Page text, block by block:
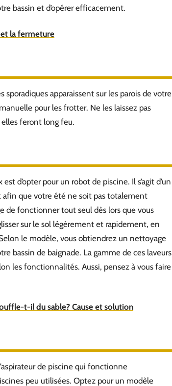
bassin et d’opérer efficacement.
la fermeture
apparaissent sur les parois de votre
pour les frotter. Ne les laissez pas
elles feront long feu.
d’opter pour un robot de piscine. Il s’agit d’un
que votre été ne soit pas totalement
de fonctionner tout seul dès lors que vous
sur le sol légèrement et rapidement, en
le modèle, vous obtiendrez un nettoyage
bassin de baignade. La gamme de ces laveurs
les fonctionnalités. Aussi, pensez à vous faire
t-il du sable? Cause et solution
de piscine qui fonctionne
peu utilisées. Optez pour un modèle